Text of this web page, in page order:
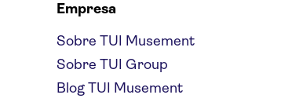
Empresa
Sobre TUI Musement
Sobre TUI Group
Blog TUI Musement